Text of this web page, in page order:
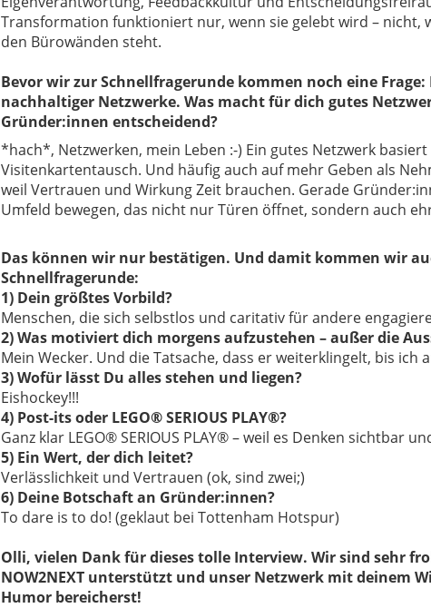
Transformation funktioniert nur, wenn sie gelebt wird – nicht,
den Bürowänden steht.
Bevor wir zur Schnellfragerunde kommen noch eine
nachhaltiger Netzwerke. Was macht für dich gutes
Gründer:innen entscheidend?
*hach*, Netzwerken, mein Leben :-) Ein gutes Netzwerk
Visitenkartentausch. Und häufig auch auf mehr Geben als
weil Vertrauen und Wirkung Zeit brauchen. Gerade
Umfeld bewegen, das nicht nur Türen öffnet, sondern auch
Das können wir nur bestätigen. Und damit kommen wir
Schnellfragerunde:
1) Dein größtes Vorbild?
Menschen, die sich selbstlos und caritativ für andere
2)Was motiviert dich morgens aufzustehen – außer die
Mein Wecker. Und die Tatsache, dass er weiterklingelt, bis ich
3)Wofür lässt Du alles stehen und liegen?
Eishockey!!!
4) Post-its oder LEGO® SERIOUS PLAY®?
Ganz klar LEGO® SERIOUS PLAY® – weil es Denken sichtbar
5) Ein Wert, der dich leitet?
Verlässlichkeit und Vertrauen (ok, sind zwei;)
6) Deine Botschaft an Gründer:innen?
To dare is to do! (geklaut bei Tottenham Hotspur)
Olli, vielen Dank für dieses tolle Interview. Wir sind sehr
NOW2NEXT unterstützt und unser Netzwerk mit deinem
Humor bereicherst!